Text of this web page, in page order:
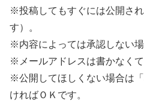
※投稿してもすぐには公開さ
す）。
※内容によっては承認しない場
※メールアドレスは書かなくて
※公開してほしくない場合は
ければＯＫです。